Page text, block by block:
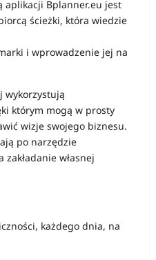
aplikacji Bplanner.eu jest
ścieżki, która wiedzie
i wprowadzenie jej na
wykorzystują
którym mogą w prosty
wizje swojego biznesu.
po narzędzie
własnej
każdego dnia, na